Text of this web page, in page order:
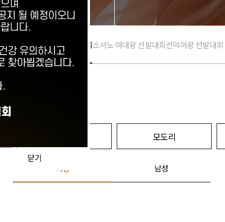
세종대왕 소헌왕후 선발대회소서노 여대왕 선발대회선덕여왕 선발대회
모도리
여성 남성
닫기